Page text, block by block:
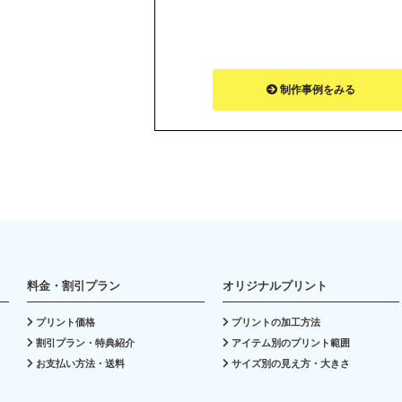
制作事例をみる
料金・割引プラン
プリント価格
割引プラン・特典紹介
お支払い方法・送料
オリジナルプリント
プリントの加工方法
アイテム別のプリント範囲
サイズ別の見え方・大きさ